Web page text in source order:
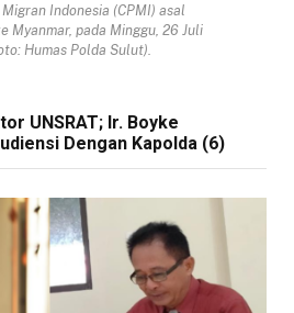
Indonesia (CPMI) asal
Myanmar, pada Minggu, 26 Juli
Humas Polda Sulut).
UNSRAT; Ir. Boyke
Dengan Kapolda (6)